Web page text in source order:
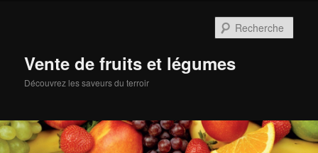
Vente de fruits et légumes
Découvrez les saveurs du terroir